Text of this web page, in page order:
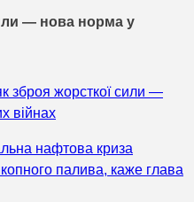
— нова норма у
зброя жорсткої сили —
війнах